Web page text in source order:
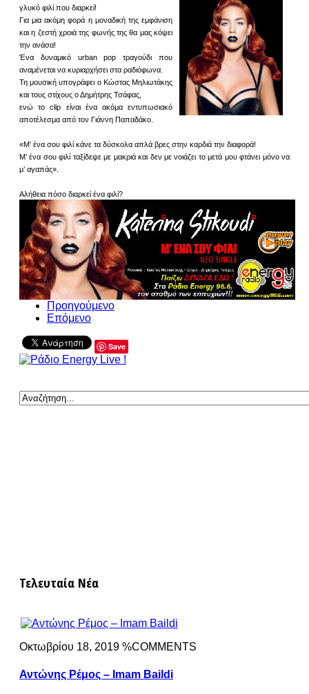
γλυκό φιλί που διαρκεί!
Για μια ακόμη φορά η μοναδική της εμφάνιση
και η ζεστή χροιά της φωνής της θα μας κόψει
την ανάσα!
Ένα δυναμικό urban pop τραγούδι που
αναμένεται να κυριαρχήσει στα ραδιόφωνα.
Τη μουσική υπογράφει ο Κώστας Μηλιωτάκης
και τους στίχους ο Δημήτρης Τσάφας,
ενώ το clip είναι ένα ακόμα εντυπωσιακό
αποτέλεσμα από τον Γιάννη Παπαδάκο.
«Μ’ ένα σου φιλί κάνε τα δύσκολα απλά βρες στην καρδιά την διαφορά!
Μ’ ένα σου φιλί ταξίδεψε με μακριά και δεν με νοιάζει το μετά μου φτάνει μόνο να
μ’ αγαπάς».
Αλήθεια πόσο διαρκεί ένα φιλί?
Προηγούμενο
Επόμενο
Save
Τελευταία Νέα
Οκτωβρίου 18, 2019 %COMMENTS
Αντώνης Ρέμος – Imam Baildi